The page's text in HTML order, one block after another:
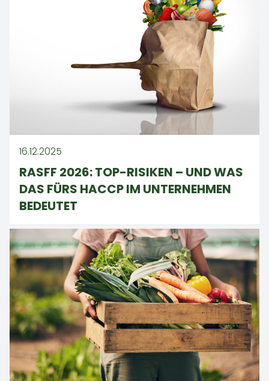
16.12.2025
RASFF 2026: TOP-RISIKEN – UND WAS
DAS FÜRS HACCP IM UNTERNEHMEN
BEDEUTET